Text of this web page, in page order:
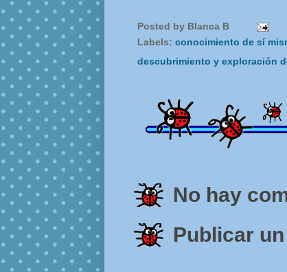
Posted by Blanca B
Labels: conocimiento de sí
descubrimiento y exploración
No hay
Publicar